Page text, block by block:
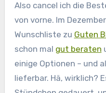
Also cancel ich die
von vorne. Im
Wunschliste zu Guten
schon mal gut beraten
einige Optionen – und
lieferbar. Hä, wirklich?